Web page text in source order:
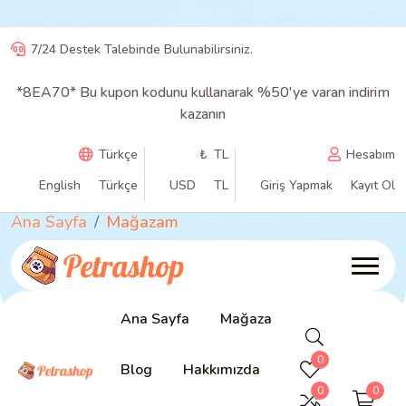
7/24 Destek Talebinde Bulunabilirsiniz.
*8EA70* Bu kupon kodunu kullanarak %50'ye varan indirim
kazanın
Türkçe
English
Türkçe
₺ TL
USD
TL
Hesabım
Giriş Yapmak
Kayıt Ol
Ana Sayfa Mağaza
Blog Hakkımızda
0
0 0
Mağazam
Ana Sayfa Mağazam
Sıralama